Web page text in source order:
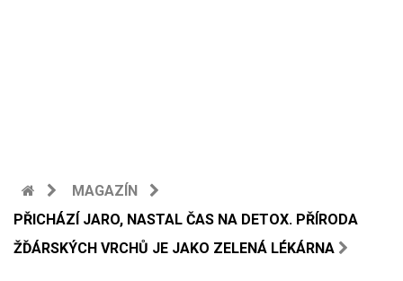
MAGAZÍN
PŘICHÁZÍ JARO, NASTAL ČAS NA DETOX. PŘÍRODA
ŽĎÁRSKÝCH VRCHŮ JE JAKO ZELENÁ LÉKÁRNA